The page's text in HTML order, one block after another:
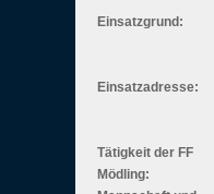
Einsatzgrund:
Einsatzadresse:
Tätigkeit der FF
Mödling: